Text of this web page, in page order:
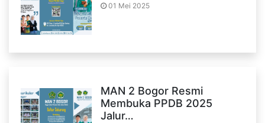
01 Mei 2025
MAN 2 Bogor Resmi
Membuka PPDB 2025
Jalur…